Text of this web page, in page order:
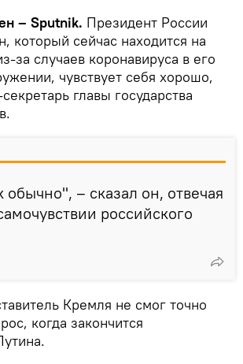
– Sputnik. Президент России
который сейчас находится на
за случаев коронавируса в его
чувствует себя хорошо,
главы государства
– сказал он, отвечая
российского
Кремля не смог точно
когда закончится